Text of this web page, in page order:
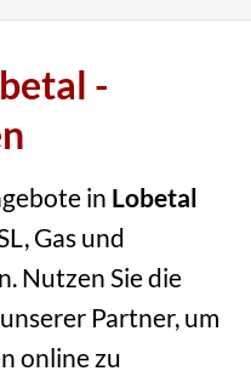
-
in Lobetal
Gas und
Nutzen Sie die
Partner, um
online zu